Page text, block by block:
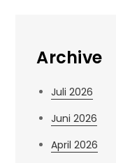
Archive
Juli 2026
Juni 2026
April 2026